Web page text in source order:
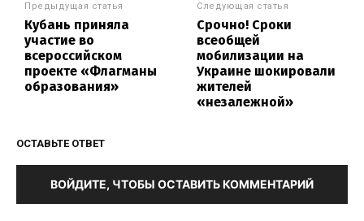
Предыдущая статья
Кубань приняла
участие во
всероссийском
проекте «Флагманы
образования»
Следующая статья
Срочно! Сроки
всеобщей
мобилизации на
Украине шокировали
жителей
«незалежной»
ОСТАВЬТЕ ОТВЕТ
ВОЙДИТЕ, ЧТОБЫ ОСТАВИТЬ КОММЕНТАРИЙ